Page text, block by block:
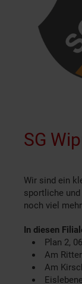
SG
Wir sind ein
sportliche
noch viel
In diesen
Plan 2,
Am
Am